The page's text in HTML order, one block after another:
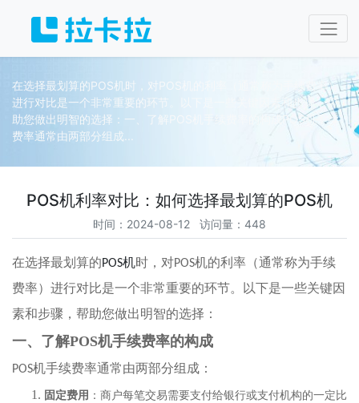
在选择最划算的POS机时，对POS机的利率（通常称为手续费率）
进行对比是一个非常重要的环节。以下是一些关键因素和步骤，帮
助您做出明智的选择：一、了解POS机手续费率的构成POS机手续
费率通常由两部分组成...
POS机利率对比：如何选择最划算的POS机
时间：2024-08-12 访问量：448
在选择最划算的 POS机时，对POS机的利率（通常称为手续
费率）进行对比是一个非常重要的环节。以下是一些关键因
素和步骤，帮助您做出明智的选择：
一、了解POS机手续费率的构成
POS机手续费率通常由两部分组成：
1. 固定费用 ：商户每笔交易需要支付给银行或支付机构的一定比